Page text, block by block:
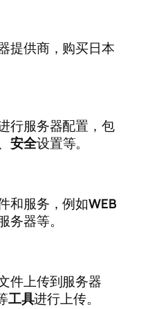
提供商，购买日本
行服务器配置，包
安全设置等。
和服务，例如WEB
务器等。
件上传到服务器
工具进行上传。